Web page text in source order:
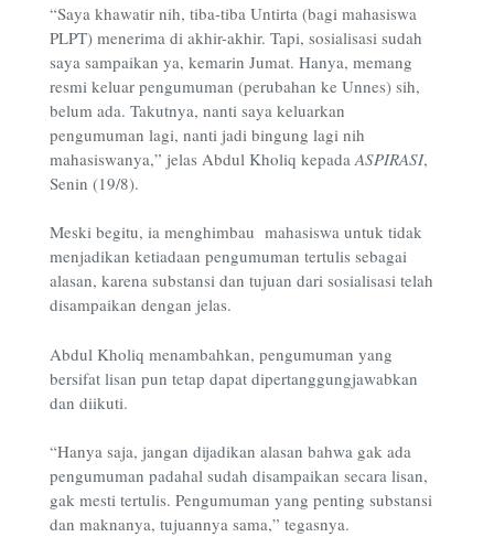
“Saya khawatir nih, tiba-tiba Untirta (bagi mahasiswa
PLPT) menerima di akhir-akhir. Tapi, sosialisasi sudah
saya sampaikan ya, kemarin Jumat. Hanya, memang
resmi keluar pengumuman (perubahan ke Unnes) sih,
belum ada. Takutnya, nanti saya keluarkan
pengumuman lagi, nanti jadi bingung lagi nih
mahasiswanya,” jelas Abdul Kholiq kepada ASPIRASI,
Senin (19/8).
Meski begitu, ia menghimbau mahasiswa untuk tidak
menjadikan ketiadaan pengumuman tertulis sebagai
alasan, karena substansi dan tujuan dari sosialisasi telah
disampaikan dengan jelas.
Abdul Kholiq menambahkan, pengumuman yang
bersifat lisan pun tetap dapat dipertanggungjawabkan
dan diikuti.
“Hanya saja, jangan dijadikan alasan bahwa gak ada
pengumuman padahal sudah disampaikan secara lisan,
gak mesti tertulis. Pengumuman yang penting substansi
dan maknanya, tujuannya sama,” tegasnya.